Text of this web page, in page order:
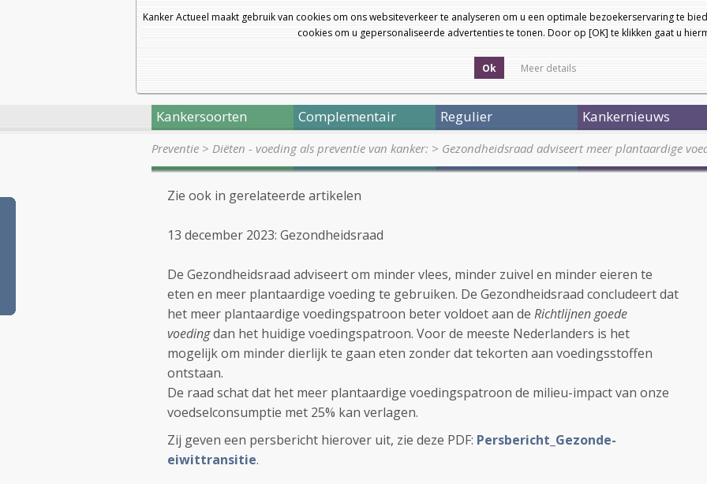
Kanker Actueel maakt gebruik van cookies om ons websiteverkeer te analyseren om u een optimale bezoekerservaring te
cookies om u gepersonaliseerde advertenties te tonen. Door op [OK] te klikken gaat u
Ok Meer details
Kankersoorten Complementair Regulier Kankernieuws
Preventie > Diëten - voeding als preventie van kanker: > Gezondheidsraad adviseert meer plantaardige
Zie ook in gerelateerde artikelen
13 december 2023: Gezondheidsraad
De Gezondheidsraad adviseert om minder vlees, minder zuivel en minder eieren te
eten en meer plantaardige voeding te gebruiken. De Gezondheidsraad concludeert dat
het meer plantaardige voedingspatroon beter voldoet aan de Richtlijnen goede
voedingdan het huidige voedingspatroon. Voor de meeste Nederlanders is het
mogelijk om minder dierlijk te gaan eten zonder dat tekorten aan voedingsstoffen
ontstaan.
De raad schat dat het meer plantaardige voedingspatroon de milieu-impact van onze
voedselconsumptie met 25% kan verlagen.
Zij geven een persbericht hierover uit, zie deze PDF: Persbericht_Gezonde-
eiwittransitie.